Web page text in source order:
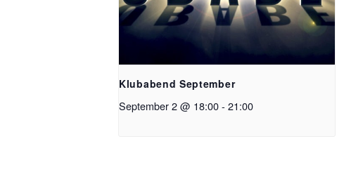
Klubabend September
September 2 @ 18:00- 21:00